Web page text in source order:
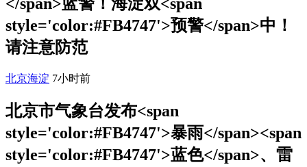
style='color:#FB4747'>预警</span>中！
请注意防范
北京海淀 7小时前
北京市气象台发布<span
style='color:#FB4747'>暴雨</span><span
style='color:#FB4747'>蓝色</span>、雷